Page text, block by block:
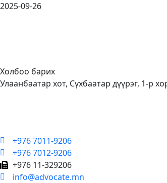
2025-09-26
Холбоо барих
Улаанбаатар хот, Сүхбаатар дүүрэг, 1-р
+976 7011-9206
+976 7012-9206
+976 11-329206
info@advocate.mn